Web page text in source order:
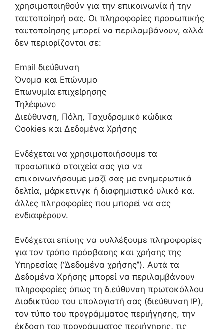
χρησιμοποιηθούν για την επικοινωνία ή την
ταυτοποίησή σας. Οι πληροφορίες προσωπικής
ταυτοποίησης μπορεί να περιλαμβάνουν, αλλά
δεν περιορίζονται σε:
Email διεύθυνση
Όνομα και Επώνυμο
Επωνυμία επιχείρησης
Τηλέφωνο
Διεύθυνση, Πόλη, Ταχυδρομικό κώδικα
Cookies και Δεδομένα Χρήσης
Ενδέχεται να χρησιμοποιήσουμε τα
προσωπικά στοιχεία σας για να
επικοινωνήσουμε μαζί σας με ενημερωτικά
δελτία, μάρκετινγκ ή διαφημιστικό υλικό και
άλλες πληροφορίες που μπορεί να σας
ενδιαφέρουν.
Ενδέχεται επίσης να συλλέξουμε πληροφορίες
για τον τρόπο πρόσβασης και χρήσης της
Υπηρεσίας (“Δεδομένα χρήσης”). Αυτά τα
Δεδομένα Χρήσης μπορεί να περιλαμβάνουν
πληροφορίες όπως τη διεύθυνση πρωτοκόλλου
Διαδικτύου του υπολογιστή σας (διεύθυνση IP),
τον τύπο του προγράμματος περιήγησης, την
έκδοση του προγράμματος περιήγησης, τις